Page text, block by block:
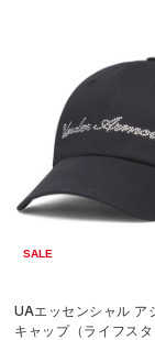
SALE
UAエッセンシャル ア
キャップ（ライフスタ